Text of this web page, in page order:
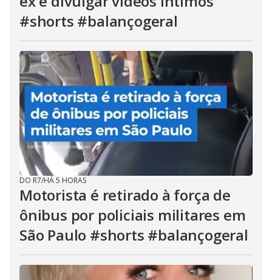
#shorts #balançogeral
DO R7/HÁ 5 HORAS
Motorista é retirado à força de
ônibus por policiais militares em
São Paulo #shorts #balançogeral